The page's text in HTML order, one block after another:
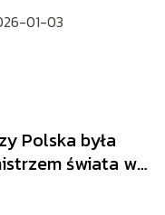
01-03
Polska była
świata w